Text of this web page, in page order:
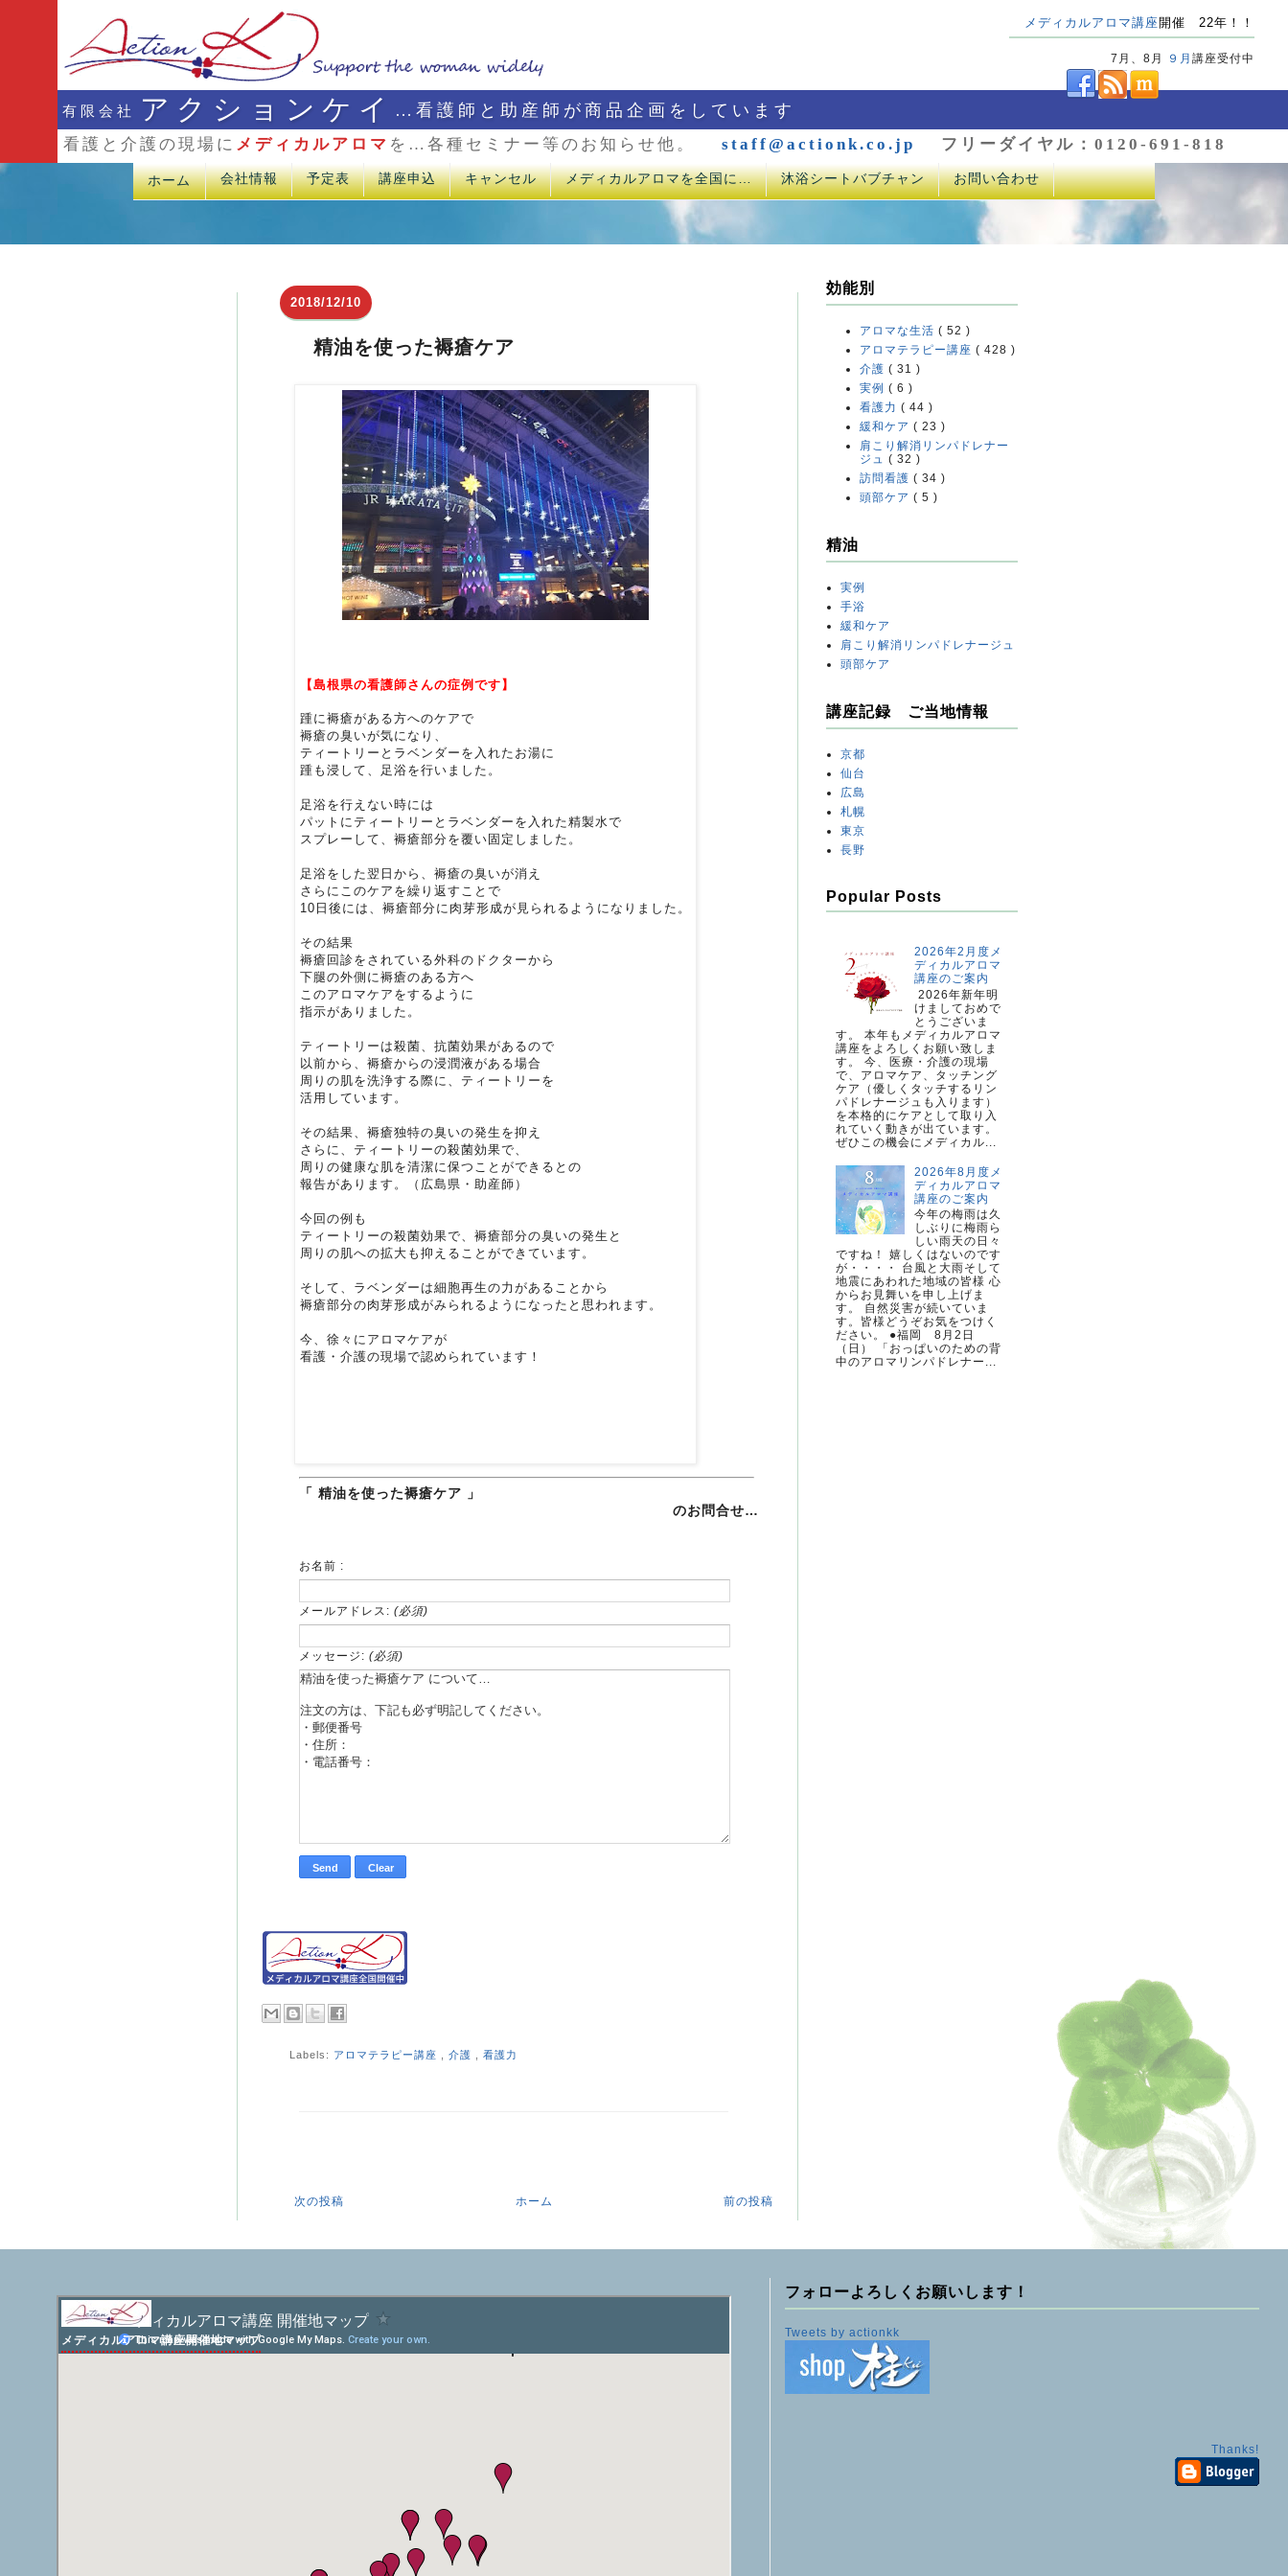
メディカルアロマ講座開催 22年！！
7月、8月 ９月 講座受付中
有限会社 アクションケイ …看護師と助産師が商品企画をしています
看護と介護の現場に メディカルアロマ を…各種セミナー等のお知らせ他。 staff@actionk.co.jp フリーダイヤル：0120-691-818
ホーム 会社情報 予定表 講座申込 キャンセル メディカルアロマを全国に… 沐浴シートバブチャン お問い合わせ
2018/12/10
精油を使った褥瘡ケア
【島根県の看護師さんの症例です 】
踵に褥瘡がある方へのケアで
褥瘡の臭いが気になり、
ティートリーとラベンダーを入れたお湯に
踵も浸して、足浴を行いました。
足浴を行えない時には
パットにティートリーとラベンダーを入れた精製水で
スプレーして、褥瘡部分を覆い固定しました。
足浴をした翌日から、褥瘡の臭いが消え
さらにこのケアを繰り返すことで
10日後には、褥瘡部分に肉芽形成が見られるようになりました。
その結果
褥瘡回診をされている外科のドクターから
下腿の外側に褥瘡のある方へ
このアロマケアをするように
指示がありました。
ティートリーは殺菌、抗菌効果があるので
以前から、褥瘡からの浸潤液がある場合
周りの肌を洗浄する際に、ティートリーを
活用しています。
その結果、褥瘡独特の臭いの発生を抑え
さらに、ティートリーの殺菌効果で、
周りの健康な肌を清潔に保つことができるとの
報告があります。（広島県・助産師）
今回の例も
ティートリーの殺菌効果で、褥瘡部分の臭いの発生と
周りの肌への拡大も抑えることができています。
そして、ラベンダーは細胞再生の力があることから
褥瘡部分の肉芽形成がみられるようになったと思われます。
今、徐々にアロマケアが
看護・介護の現場で認められています！
「 精油を使った褥瘡ケア 」
のお問合せ…
お名前 :
メールアドレス: (必須)
メッセージ: (必須)
Labels: アロマテラピー講座 介護 看護力
次の投稿 前の投稿
ホーム
効能別
アロマな生活 ( 52 )
アロマテラピー講座 ( 428 )
介護 ( 31 )
実例 ( 6 )
看護力 ( 44 )
緩和ケア ( 23 )
肩こり解消リンパドレナー
ジュ ( 32 )
訪問看護 ( 34 )
頭部ケア ( 5 )
精油
実例
手浴
緩和ケア
肩こり解消リンパドレナージュ
頭部ケア
講座記録 ご当地情報
京都
仙台
広島
札幌
東京
長野
Popular Posts
2026年2月度メ
ディカルアロマ
講座のご案内
2026年新年明
けましておめで
とうございま
す。 本年もメディカルアロマ
講座をよろしくお願い致しま
す。 今、医療・介護の現場
で、アロマケア、タッチング
ケア（優しくタッチするリン
パドレナージュも入ります）
を本格的にケアとして取り入
れていく動きが出ています。
ぜひこの機会にメディカル...
2026年8月度メ
ディカルアロマ
講座のご案内
今年の梅雨は久
しぶりに梅雨ら
しい雨天の日々
ですね！ 嬉しくはないのです
が・・・・ 台風と大雨そして
地震にあわれた地域の皆様 心
からお見舞いを申し上げま
す。 自然災害が続いていま
す。皆様どうぞお気をつけく
ださい。 ●福岡 8月2日
（日） 「おっぱいのための背
中のアロマリンパドレナー...
メディカルアロマ講座開催地マップ
フォローよろしくお願いします！
Tweets by actionkk
Thanks!